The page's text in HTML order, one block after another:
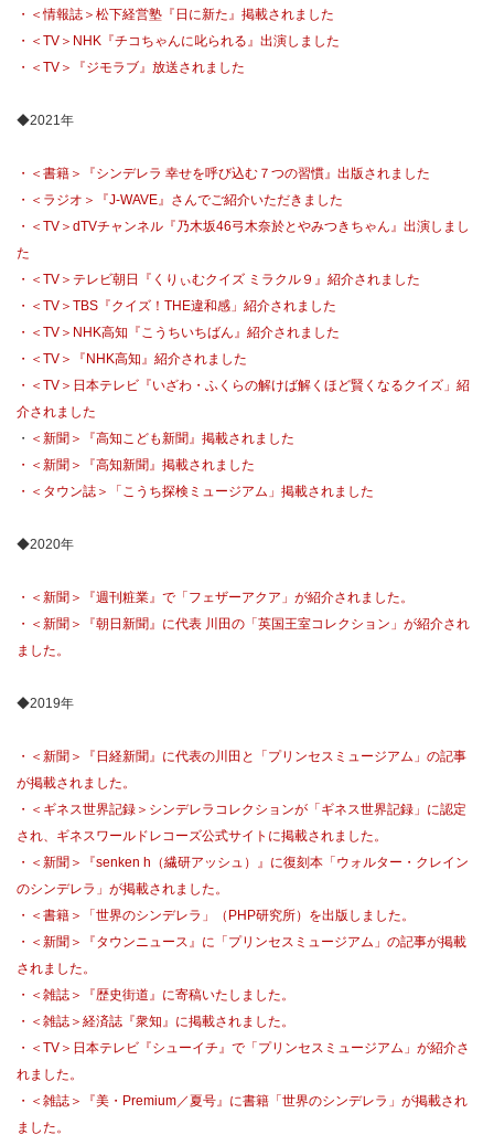
・＜情報誌＞松下経営塾『日に新た』掲載されました
・＜TV＞NHK『チコちゃんに叱られる』出演しました
・＜TV＞『ジモラブ』放送されました
◆2021年
・＜書籍＞『シンデレラ 幸せを呼び込む７つの習慣』出版されました
・＜ラジオ＞『J-WAVE』さんでご紹介いただきました
・＜TV＞dTVチャンネル『乃木坂46弓木奈於とやみつきちゃん』出演しまし
た
・＜TV＞テレビ朝日『くりぃむクイズ ミラクル９』紹介されました
・＜TV＞TBS『クイズ！THE違和感」紹介されました
・＜TV＞NHK高知『こうちいちばん』紹介されました
・＜TV＞『NHK高知』紹介されました
・＜TV＞日本テレビ『いざわ・ふくらの解けば解くほど賢くなるクイズ」紹
介されました
・ ＜新聞＞『高知こども新聞』掲載されました
・＜新聞＞『高知新聞』掲載されました
・＜タウン誌＞「こうち探検ミュージアム」掲載されました
◆2020年
・＜新聞＞『週刊粧業』で「フェザーアクア」が紹介されました。
・＜新聞＞『朝日新聞』に代表 川田の「英国王室コレクション」が紹介され
ました。
◆2019年
・＜新聞＞『日経新聞』に代表の川田と「プリンセスミュージアム」の記事
が掲載されました。
・＜ギネス世界記録＞シンデレラコレクションが「ギネス世界記録」に認定
され、ギネスワールドレコーズ公式サイトに掲載されました。
・＜新聞＞『senken h（繊研アッシュ）』に復刻本「ウォルター・クレイン
のシンデレラ」が掲載されました。
・＜書籍＞「世界のシンデレラ」（PHP研究所）を出版しました。
・＜新聞＞『タウンニュース』に「プリンセスミュージアム」の記事が掲載
されました。
・＜雑誌＞『歴史街道』に寄稿いたしました。
・＜雑誌＞経済誌『衆知』に掲載されました。
・＜TV＞日本テレビ『シューイチ』で「プリンセスミュージアム」が紹介さ
れました。
・＜雑誌＞『美・Premium／夏号』に書籍「世界のシンデレラ」が掲載され
ました。